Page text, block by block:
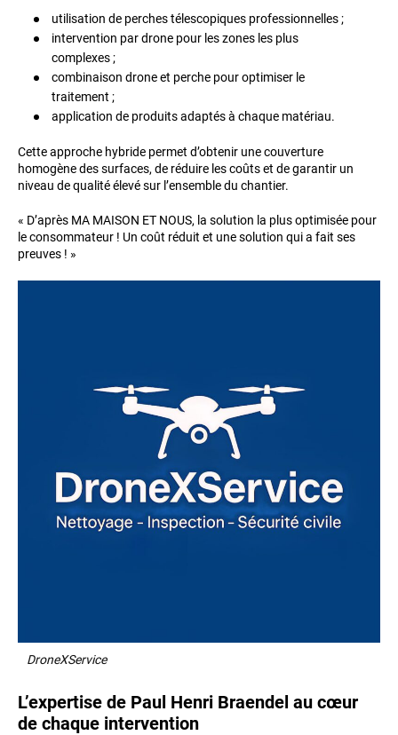
utilisation de perches télescopiques professionnelles ;
intervention par drone pour les zones les plus
complexes ;
combinaison drone et perche pour optimiser le
traitement ;
application de produits adaptés à chaque matériau.
Cette approche hybride permet d’obtenir une couverture
homogène des surfaces, de réduire les coûts et de garantir un
niveau de qualité élevé sur l’ensemble du chantier.
« D’après MA MAISON ET NOUS, la solution la plus optimisée pour
le consommateur ! Un coût réduit et une solution qui a fait ses
preuves ! »
DroneXService
L’expertise de Paul Henri Braendel au cœur
de chaque intervention